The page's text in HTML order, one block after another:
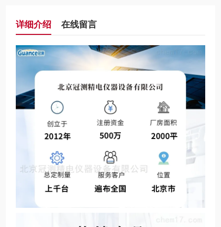
详细介绍 在线留言